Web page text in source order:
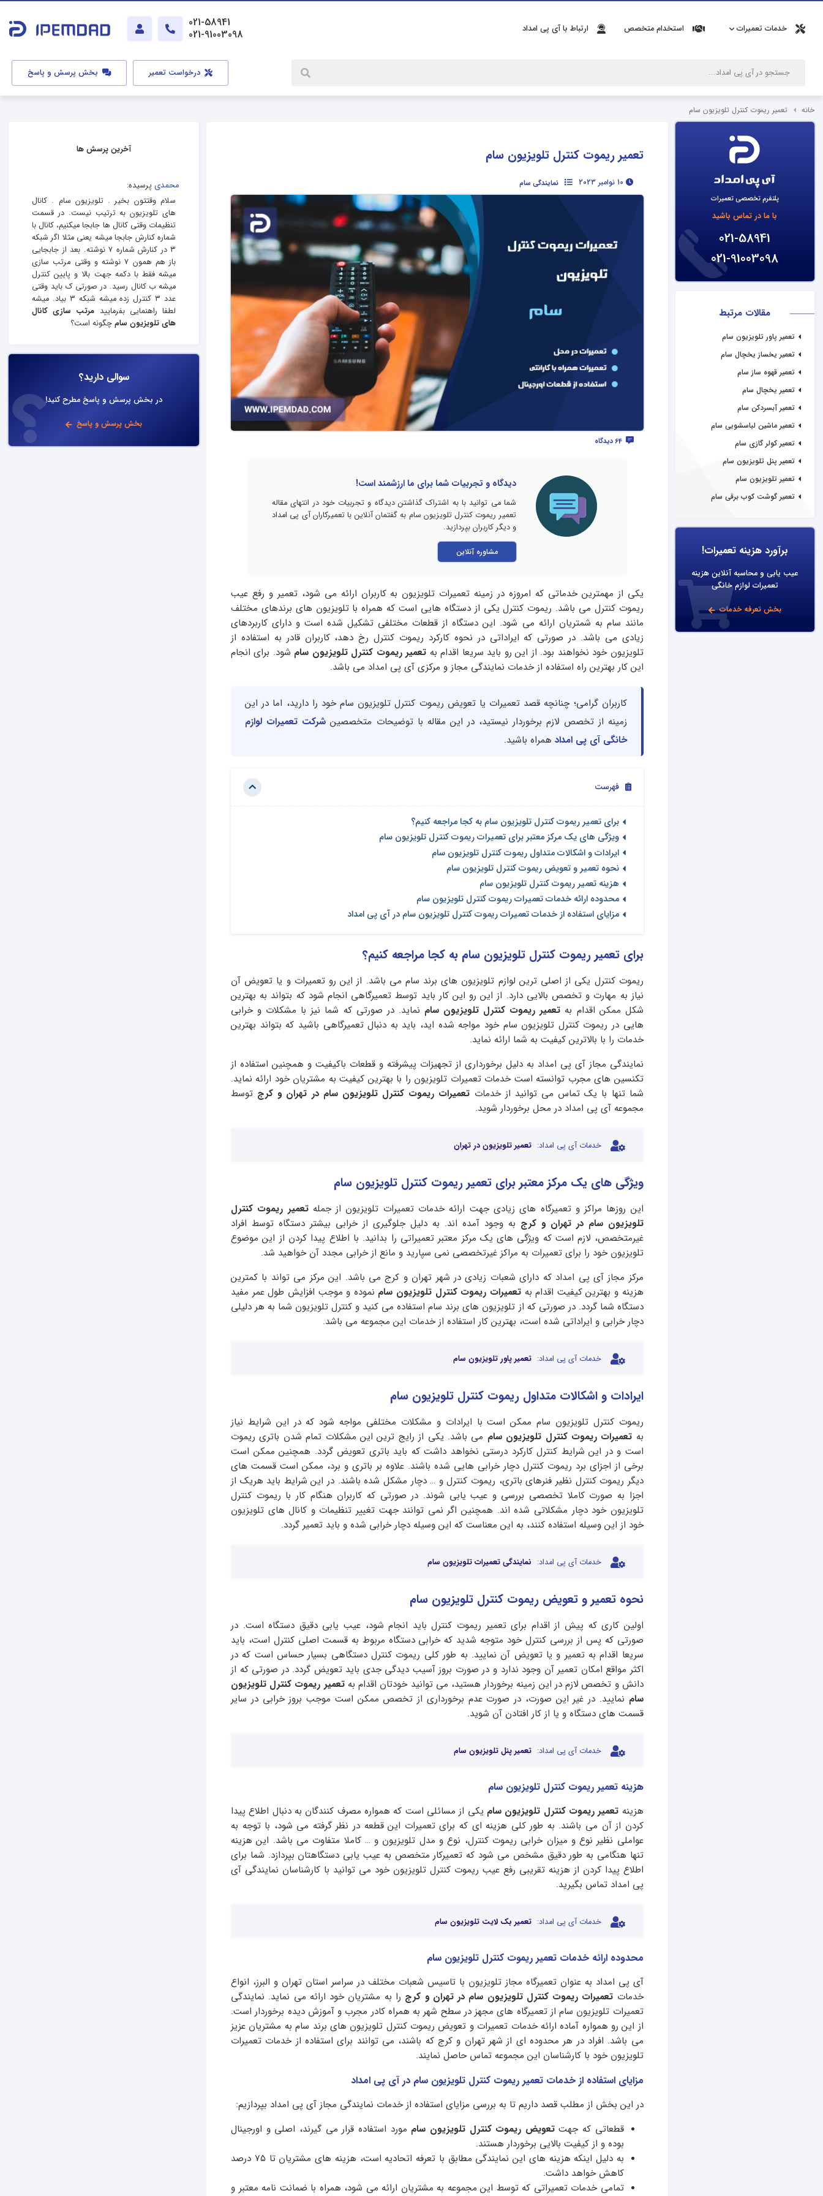
خدمات تعمیرات استخدام متخصص ارتباط با آی پی امداد
021-58941
021-91003098
درخواست تعمیر بخش پرسش و پاسخ
خانه تعمیر ریموت کنترل تلویزیون سام
پلتفرم تخصصی تعمیرات
با ما در تماس باشید
021-58941
021-91003098
مقالات مرتبط
تعمیر پاور تلویزیون سام
تعمیر یخساز یخچال سام
تعمیر قهوه ساز سام
تعمیر یخچال سام
تعمیر آبسردکن سام
تعمیر ماشین لباسشویی سام
تعمیر کولر گازی سام
تعمیر پنل تلویزیون سام
تعمیر تلویزیون سام
تعمیر گوشت کوب برقی سام
برآورد هزینه تعمیرات!
عیب یابی و محاسبه آنلاین هزینه
تعمیرات لوازم خانگی
بخش تعرفه خدمات
تعمیر ریموت کنترل تلویزیون سام
نمایندگی سام
64 دیدگاه
دیدگاه و تجربیات شما برای ما ارزشمند است!
شما می توانید با به اشتراک گذاشتن دیدگاه و تجربیات خود در انتهای مقاله
تعمیر ریموت کنترل تلویزیون سام به گفتمان آنلاین با تعمیرکاران آی پی امداد
و دیگر کاربران بپردازید.
مشاوره آنلاین
یکی از مهمترین خدماتی که امروزه در زمینه تعمیرات تلویزیون به کاربران ارائه می شود، تعمیر و رفع عیب
ریموت کنترل می باشد. ریموت کنترل یکی از دستگاه هایی است که همراه با تلویزیون های برندهای مختلف
مانند سام به شمتریان ارائه می شود. این دستگاه از قطعات مختلفی تشکیل شده است و دارای کاربردهای
زیادی می باشد. در صورتی که ایراداتی در نحوه کارکرد ریموت کنترل رخ دهد، کاربران قادر به استفاده از
تلویزیون خود نخواهند بود. از این رو باید سریعا اقدام به تعمیر ریموت کنترل تلویزیون سام شود. برای انجام
این کار بهترین راه استفاده از خدمات نمایندگی مجاز و مرکزی آی پی امداد می باشد.
کاربران گرامی؛ چنانچه قصد تعمیرات یا تعویض ریموت کنترل تلویزیون سام خود را دارید، اما در این
زمینه از تخصص لازم برخوردار نیستید، در این مقاله با توضیحات متخصصین شرکت تعمیرات لوازم
خانگی آی پی امداد همراه باشید.
فهرست
برای تعمیر ریموت کنترل تلویزیون سام به کجا مراجعه کنیم؟
ویژگی های یک مرکز معتبر برای تعمیرات ریموت کنترل تلویزیون سام
ایرادات و اشکالات متداول ریموت کنترل تلویزیون سام
نحوه تعمیر و تعویض ریموت کنترل تلویزیون سام
هزینه تعمیر ریموت کنترل تلویزیون سام
محدوده ارائه خدمات تعمیرات ریموت کنترل تلویزیون سام
مزایای استفاده از خدمات تعمیرات ریموت کنترل تلویزیون سام در آی پی امداد
برای تعمیر ریموت کنترل تلویزیون سام به کجا مراجعه کنیم؟
ریموت کنترل یکی از اصلی ترین لوازم تلویزیون های برند سام می باشد. از این رو تعمیرات و یا تعویض آن
نیاز به مهارت و تخصص بالایی دارد. از این رو این کار باید توسط تعمیرگاهی انجام شود که بتواند به بهترین
شکل ممکن اقدام به تعمیر ریموت کنترل تلویزیون سام نماید. در صورتی که شما نیز با مشکلات و خرابی
هایی در ریموت کنترل تلویزیون سام خود مواجه شده اید، باید به دنبال تعمیرگاهی باشید که بتواند بهترین
خدمات را با بالاترین کیفیت به شما ارائه نماید.
نمایندگی مجاز آی پی امداد به دلیل برخورداری از تجهیزات پیشرفته و قطعات باکیفیت و همچنین استفاده از
تکنسین های مجرب توانسته است خدمات تعمیرات تلویزیون را با بهترین کیفیت به مشتریان خود ارائه نماید.
شما تنها با یک تماس می توانید از خدمات تعمیرات ریموت کنترل تلویزیون سام در تهران و کرج توسط
مجموعه آی پی امداد در محل برخوردار شوید.
خدمات آی پی امداد: تعمیر تلویزیون در تهران
ویژگی های یک مرکز معتبر برای تعمیر ریموت کنترل تلویزیون سام
این روزها مراکز و تعمیرگاه های زیادی جهت ارائه خدمات تعمیرات تلویزیون از جملهتعمیر ریموت کنترل
تلویزیون سام در تهران و کرج به وجود آمده اند. به دلیل جلوگیری از خرابی بیشتر دستگاه توسط افراد
غیرمتخصص، لازم است که ویژگی های یک مرکز معتبر تعمیراتی را بدانید. با اطلاع پیدا کردن از این موضوع
تلویزیون خود را برای تعمیرات به مراکز غیرتخصصی نمی سپارید و مانع از خرابی مجدد آن خواهید شد.
مرکز مجاز آی پی امداد که دارای شعبات زیادی در شهر تهران و کرج می باشد. این مرکز می تواند با کمترین
هزینه و بهترین کیفیت اقدام بهتعمیرات ریموت کنترل تلویزیون سام نموده و موجب افزایش طول عمر مفید
دستگاه شما گردد. در صورتی که از تلویزیون های برند سام استفاده می کنید و کنترل تلویزیون شما به هر دلیلی
دچار خرابی و ایراداتی شده است، بهترین کار استفاده از خدمات این مجموعه می باشد.
خدمات آی پی امداد: تعمیر پاور تلویزیون سام
ایرادات و اشکالات متداول ریموت کنترل تلویزیون سام
ریموت کنترل تلویزیون سام ممکن است با ایرادات و مشکلات مختلفی مواجه شود که در این شرایط نیاز
به تعمیرات ریموت کنترل تلویزیون سام می باشد. یکی از رایج ترین این مشکلات تمام شدن باتری ریموت
است و در این شرایط کنترل کارکرد درستی نخواهد داشت که باید باتری تعویض گردد. همچنین ممکن است
برخی از اجزای برد ریموت کنترل دچار خرابی هایی شده باشند. علاوه بر باتری و برد، ممکن است قسمت های
دیگر ریموت کنترل نظیر فنرهای باتری، ریموت کنترل و … دچار مشکل شده باشند. در این شرایط باید هریک از
اجزا به صورت کاملا تخصصی بررسی و عیب یابی شوند. در صورتی که کاربران هنگام کار با ریموت کنترل
تلویزیون خود دچار مشکلاتی شده اند. همچنین اگر نمی توانند جهت تغییر تنظیمات و کانال های تلویزیون
خود از این وسیله استفاده کنند، به این معناست که این وسیله دچار خرابی شده و باید تعمیر گردد.
خدمات آی پی امداد: نمایندگی تعمیرات تلویزیون سام
نحوه تعمیر و تعویض ریموت کنترل تلویزیون سام
اولین کاری که پیش از اقدام برای تعمیر ریموت کنترل باید انجام شود، عیب یابی دقیق دستگاه است. در
صورتی که پس از بررسی کنترل خود متوجه شدید که خرابی دستگاه مربوط به قسمت اصلی کنترل است، باید
سریعا اقدام به تعمیر و یا تعویض آن نمایید. به طور کلی ریموت کنترل دستگاهی بسیار حساس است که در
اکثر مواقع امکان تعمیر آن وجود ندارد و در صورت بروز آسیب دیدگی جدی باید تعویض گردد. در صورتی که از
دانش و تخصص لازم در این زمینه برخوردار هستید، می توانید خودتان اقدام بهتعمیر ریموت کنترل تلویزیون
سام نمایید. در غیر این صورت، در صورت عدم برخورداری از تخصص ممکن است موجب بروز خرابی در سایر
قسمت های دستگاه و یا از کار افتادن آن شوید.
خدمات آی پی امداد: تعمیر پنل تلویزیون سام
هزینه تعمیر ریموت کنترل تلویزیون سام
هزینه تعمیر ریموت کنترل تلویزیون سام یکی از مسائلی است که همواره مصرف کنندگان به دنبال اطلاع پیدا
کردن از آن می باشند. به طور کلی هزینه ای که برای تعمیرات این قطعه در نظر گرفته می شود، با توجه به
عواملی نظیر نوع و میزان خرابی ریموت کنترل، نوع و مدل تلویزیون و … کاملا متفاوت می باشد. این هزینه
تنها هنگامی به طور دقیق مشخص می شود که تعمیرکار متخصص به عیب یابی دستگاهتان بپردازد. شما برای
اطلاع پیدا کردن از هزینه تقریبی رفع عیب ریموت کنترل تلویزیون خود می توانید با کارشناسان نمایندگی آی
پی امداد تماس بگیرید.
خدمات آی پی امداد: تعمیر بک لایت تلویزیون سام
محدوده ارائه خدمات تعمیر ریموت کنترل تلویزیون سام
آی پی امداد به عنوان تعمیرگاه مجاز تلویزیون با تاسیس شعبات مختلف در سراسر استان تهران و البرز، انواع
خدمات تعمیرات ریموت کنترل تلویزیون سام در تهران و کرج را به مشتریان خود ارائه می نماید. نمایندگی
تعمیرات تلویزیون سام از تعمیرگاه های مجهز در سطح شهر به همراه کادر مجرب و آموزش دیده برخوردار است.
از این رو همواره آماده ارائه خدمات تعمیرات و تعویض ریموت کنترل تلویزیون های برند سام به مشتریان عزیز
می باشد. افراد در هر محدوده ای از شهر تهران و کرج که باشند، می توانند برای استفاده از خدمات تعمیرات
تلویزیون خود با کارشناسان این مجموعه تماس حاصل نمایند.
مزایای استفاده از خدمات تعمیر ریموت کنترل تلویزیون سام در آی پی امداد
در این بخش از مطلب قصد داریم تا به بررسی مزایای استفاده از خدمات نمایندگی مجاز آی پی امداد بپردازیم:
قطعاتی که جهتتعویض ریموت کنترل تلویزیون سام مورد استفاده قرار می گیرند، اصلی و اورجینال
بوده و از کیفیت بالایی برخوردار هستند.
به دلیل اینکه هزینه های این نمایندگی مطابق با تعرفه اتحادیه است، هزینه های مشتریان تا ۷۵ درصد
کاهش خواهد داشت.
تمامی خدمات تعمیراتی که توسط این مجموعه به مشتریان ارائه می شود، همراه با ضمانت نامه معتبر و
آخرین پرسش ها
محمدی پرسیده:
سلام وقتتون بخیر . تلویزیون سام . کانال
های تلویزیون به ترتیب نیست. در قسمت
تنظیمات وقتی کانال ها جابجا میکنیم، کانال با
شماره کنارش جابجا میشه یعنی مثلا اگر شبکه
۳ در کنارش شماره ۷ نوشته. بعد از جابجایی
باز هم همون ۷ نوشته و وقتی مرتب سازی
میشه فقط با دکمه جهت بالا و پایین کنترل
میشه ب کانال رسید. در صورتی ک باید وقتی
عدد ۳ کنترل زده میشه شبکه ۳ بیاد. میشه
لطفا راهنمایی بفرمایید مرتب سازی کانال
های تلویزیون سام چگونه است؟
سوالی دارید؟
در بخش پرسش و پاسخ مطرح کنید!
بخش پرسش و پاسخ